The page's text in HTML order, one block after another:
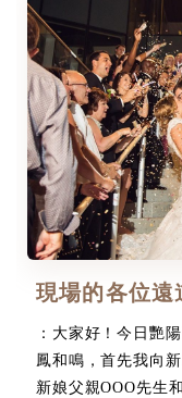
現場的各位遠
：大家好！今日艷
鳳和鳴，首先我向
新娘父親OOO先生